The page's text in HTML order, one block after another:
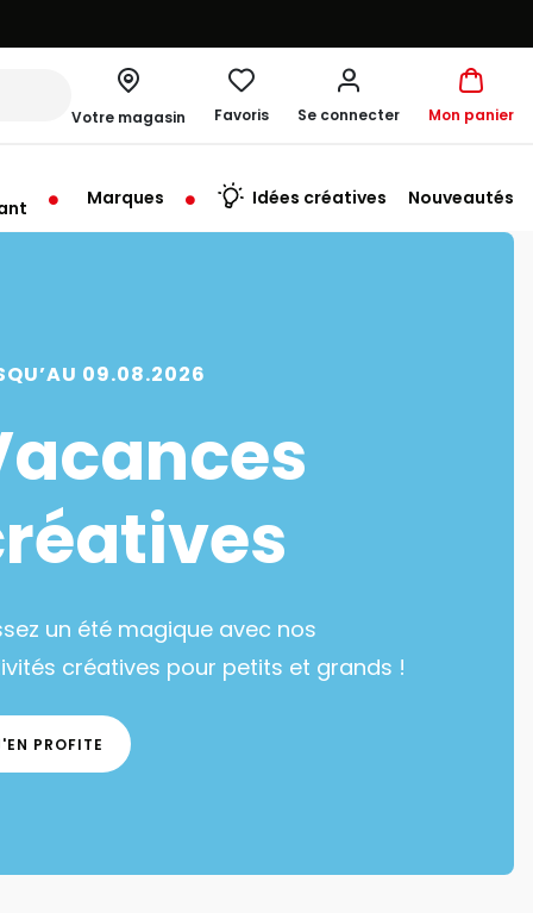
Votre magasin
à 10:00
Favoris Se connecter Mon panier
Marques Idées créatives Nouveautés
09.08.2026
un été magique avec nos
créatives pour petits et grands !
PROFITE